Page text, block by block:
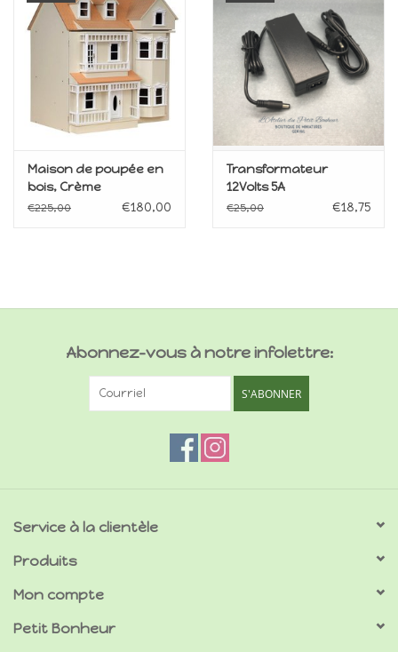
Maison de poupée en
bois, Crème
€225,00 €180,00
Transformateur
12Volts 5A
€25,00 €18,75
Abonnez-vous à notre infolettre:
S'ABONNER
Service à la clientèle
Produits
Mon compte
Petit Bonheur